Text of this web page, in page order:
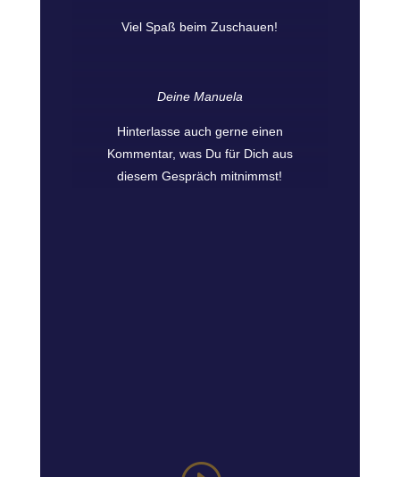
Viel Spaß beim Zuschauen!
Deine Manuela
Hinterlasse auch gerne einen
Kommentar, was Du für Dich aus
diesem Gespräch mitnimmst!